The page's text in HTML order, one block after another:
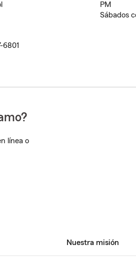
PM
Sábados
6801
línea o
Nuestra misión